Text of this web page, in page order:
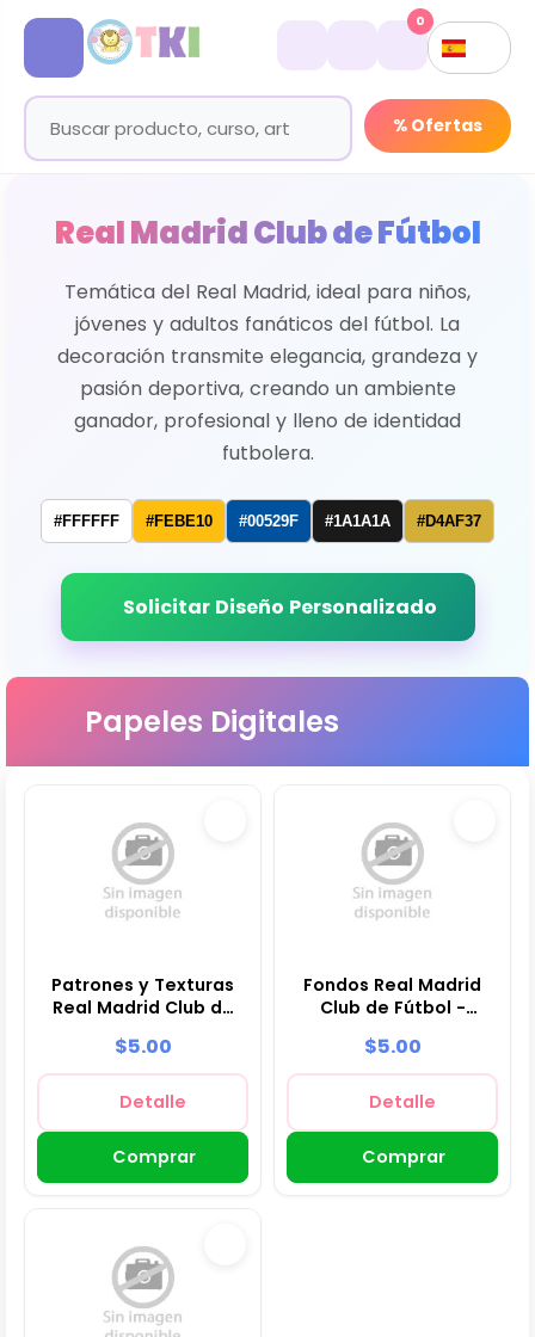
% Ofertas
0
Real Madrid Club de Fútbol
Temática del Real Madrid, ideal para niños,
jóvenes y adultos fanáticos del fútbol. La
decoración transmite elegancia, grandeza y
pasión deportiva, creando un ambiente
ganador, profesional y lleno de identidad
futbolera.
#FFFFFF #FEBE10 #00529F #1A1A1A #D4AF37
Solicitar Diseño Personalizado
Papeles Digitales
Patrones y Texturas
Real Madrid Club de
Scrapbook y Fiestas
$5.00
Detalle
Comprar
Fondos Real Madrid
Club de Fútbol -
para Decoración
$5.00
Detalle
Comprar